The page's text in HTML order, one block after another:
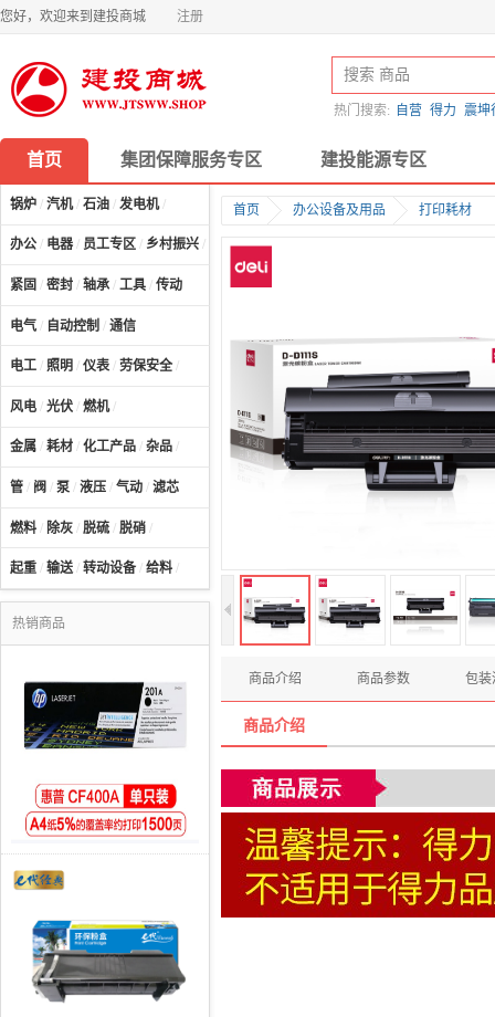
您好，欢迎来到建投商城 注册
热门搜索: 自营 得力 震坤
首页 集团保障服务专区 建投能源专区
锅炉 / 汽机/ 石油 / 发电机/
办公 / 电器 / 员工专区 / 乡村振兴 / 计算机及配件
紧固 / 密封 / 轴承 / 工具 / 传动
电气 / 自动控制 / 通信
电工 / 照明 / 仪表 / 劳保安全 /
风电 / 光伏 / 燃机/
金属 / 耗材 / 化工产品 / 杂品 /
管 / 阀 / 泵 / 液压 / 气动 / 滤芯
燃料 / 除灰 / 脱硫 / 脱硝 /
起重 / 输送/ 转动设备 / 给料 /
热销商品
首页 办公设备及用品 打印耗材
商品介绍 商品参数 包装
商品介绍